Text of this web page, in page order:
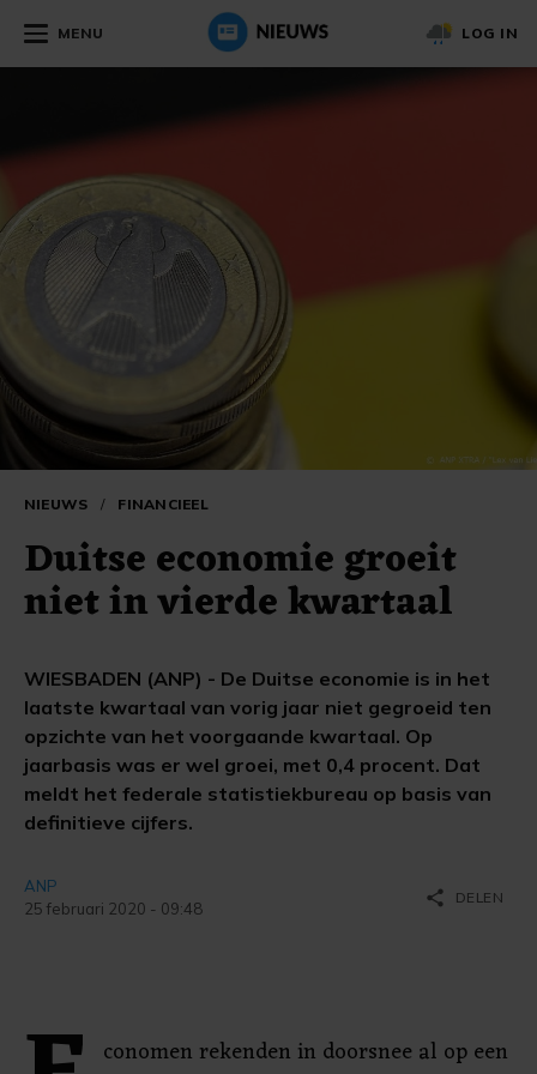
MENU LOG IN
NIEUWS / FINANCIEEL
Duitse economie groeit
niet in vierde kwartaal
WIESBADEN (ANP) - De Duitse economie is in het
laatste kwartaal van vorig jaar niet gegroeid ten
opzichte van het voorgaande kwartaal. Op
jaarbasis was er wel groei, met 0,4 procent. Dat
meldt het federale statistiekbureau op basis van
definitieve cijfers.
ANP
25 februari 2020 - 09:48
share DELEN
conomen rekenden in doorsnee al op een